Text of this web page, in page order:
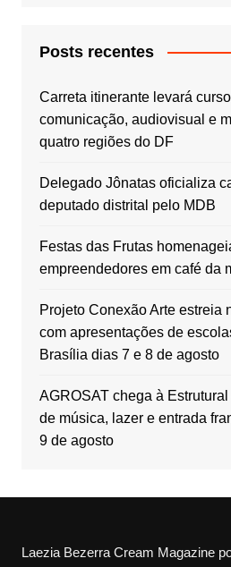
Posts recentes
Carreta itinerante levará
comunicação, audiovisual e
quatro regiões do DF
Delegado Jônatas oficializa
deputado distrital pelo MDB
Festas das Frutas
empreendedores em café da
Projeto Conexão Arte estreia
com apresentações de
Brasília dias 7 e 8 de agosto
AGROSAT chega à
de música, lazer e entrada
9 de agosto
Laezia BezerraCream Magazine